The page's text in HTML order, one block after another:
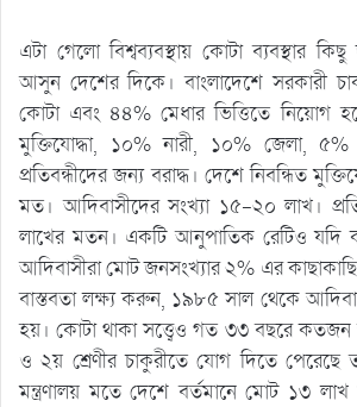
এটা গেলো বিশ্বব্যবস্থায় কোটা ব্যবস্থার কিছু
আসুন দেশের দিকে। বাংলাদেশে সরকারী
কোটা এবং ৪৪% মেধার ভিত্তিতে নিয়োগ
মুক্তিযোদ্ধা, ১০% নারী, ১০% জেলা,
প্রতিবন্ধীদের জন্য বরাদ্ধ। দেশে নিবন্ধিত
মত। আদিবাসীদের সংখ্যা ১৫-২০ লাখ।
লাখের মতন। একটি আনুপাতিক রেটিও যদি
আদিবাসীরা মোট জনসংখ্যার ২% এর
বাস্তবতা লক্ষ্য করুন, ১৯৮৫ সাল থেকে
হয়। কোটা থাকা সত্ত্বেও গত ৩৩ বছরে কতজন
ও ২য় শ্রেণীর চাকুরীতে যোগ দিতে পেরেছে
মন্ত্রণালয় মতে দেশে বর্তমানে মোট ১৩